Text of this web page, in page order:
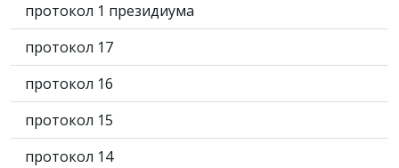
протокол 1 президиума
протокол 17
протокол 16
протокол 15
протокол 14